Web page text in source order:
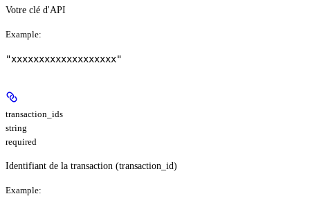
Votre clé d'API
Example:
"xxxxxxxxxxxxxxxxxxx"
transaction_ids
string
required
Identifiant de la transaction (transaction_id)
Example: